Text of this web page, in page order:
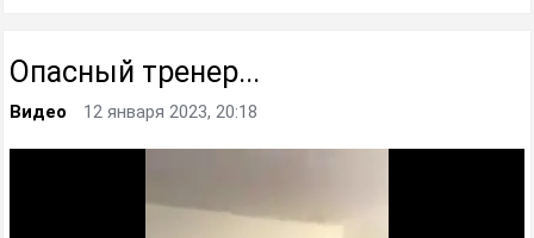
Опасный тренер...
Видео 12 января 2023, 20:18